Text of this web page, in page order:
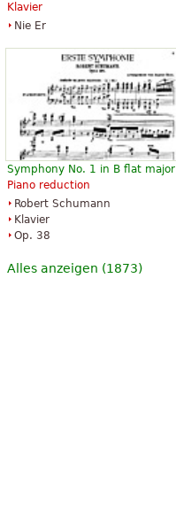
Klavier
Nie Er
Symphony No. 1 in B flat major
Piano reduction
Robert Schumann
Klavier
Op. 38
Alles anzeigen (1873)